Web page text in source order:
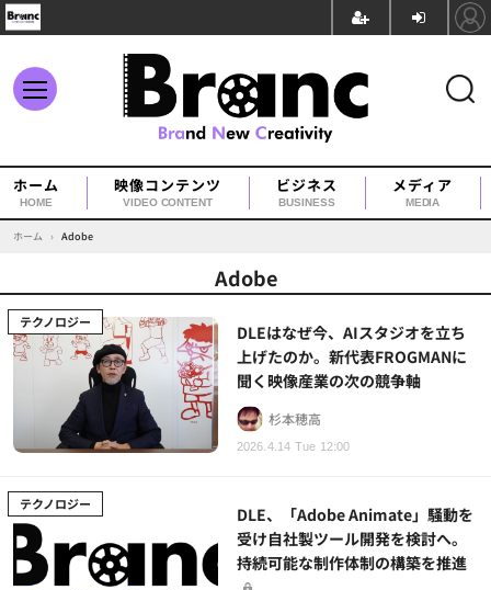
ホーム
HOME
映像コンテンツ
VIDEO CONTENT
ビジネス
BUSINESS
メディア
MEDIA
ホーム › Adobe
Adobe
テクノロジー
2026.4.14 Tue 12:00
DLEはなぜ今、AIスタジオを立ち
上げたのか。新代表FROGMANに
聞く映像産業の次の競争軸
杉本穂高
テクノロジー
DLE、「Adobe Animate」騒動を
受け自社製ツール開発を検討へ。
持続可能な制作体制の構築を推進